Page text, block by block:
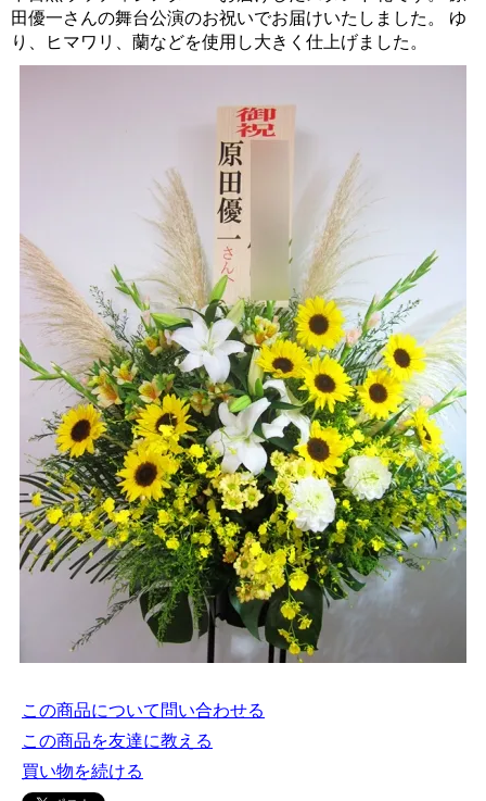
田優一さんの舞台公演のお祝いでお届けいたしました。 ゆ
り、ヒマワリ、蘭などを使用し大きく仕上げました。
この商品について問い合わせる
この商品を友達に教える
買い物を続ける